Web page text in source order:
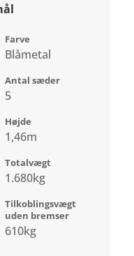
Farve
Blåmetal
Antal sæder
5
Højde
1,46m
Totalvægt
1.680kg
Tilkoblingsvægt
uden bremser
610kg